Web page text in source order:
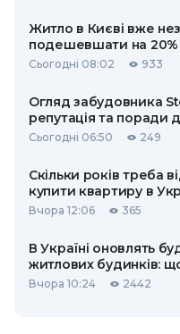
Житло в Києві вже
подешевшати на 20%
Сьогодні 08:02 933
Огляд забудовника
репутація та поради
Сьогодні 06:50 249
Скільки років треба
купити квартиру в
Вчора 12:06 365
В Україні оновлять
житлових будинків:
Вчора 10:24 2442